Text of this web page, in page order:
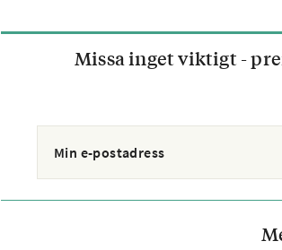
Missa inget viktigt -